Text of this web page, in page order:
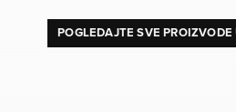
POGLEDAJTE SVE